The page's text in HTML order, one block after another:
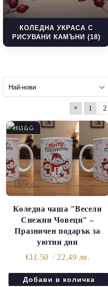
КОЛЕДНА УКРАСА С
РИСУВАНИ КАМЪНИ (18)
« 1 2
Коледна чаша "Весели
Снежни Човеци" –
Празничен подарък за
уютни дни
€11.50
22.49 лв.